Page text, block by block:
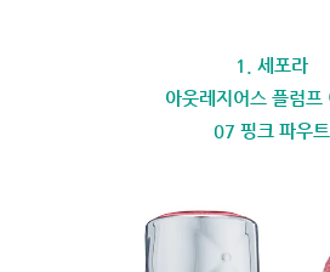
1. 세포라
아웃레지어스 플럼프
07 핑크 파우트